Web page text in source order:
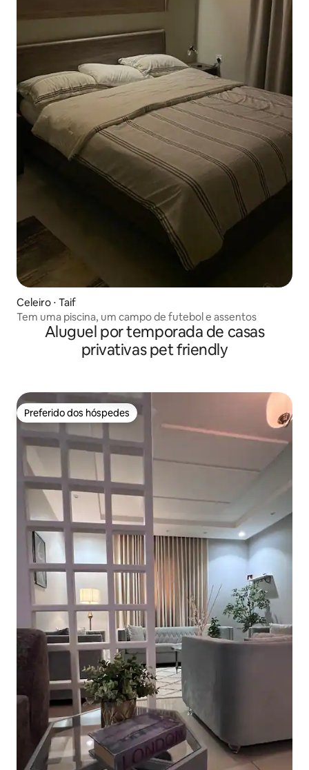
Celeiro ⋅ Taif
Tem uma piscina, um campo de futebol e assentos
Aluguel por temporada de casas
privativas pet friendly
Preferido dos hóspedes
Preferido dos hóspedes